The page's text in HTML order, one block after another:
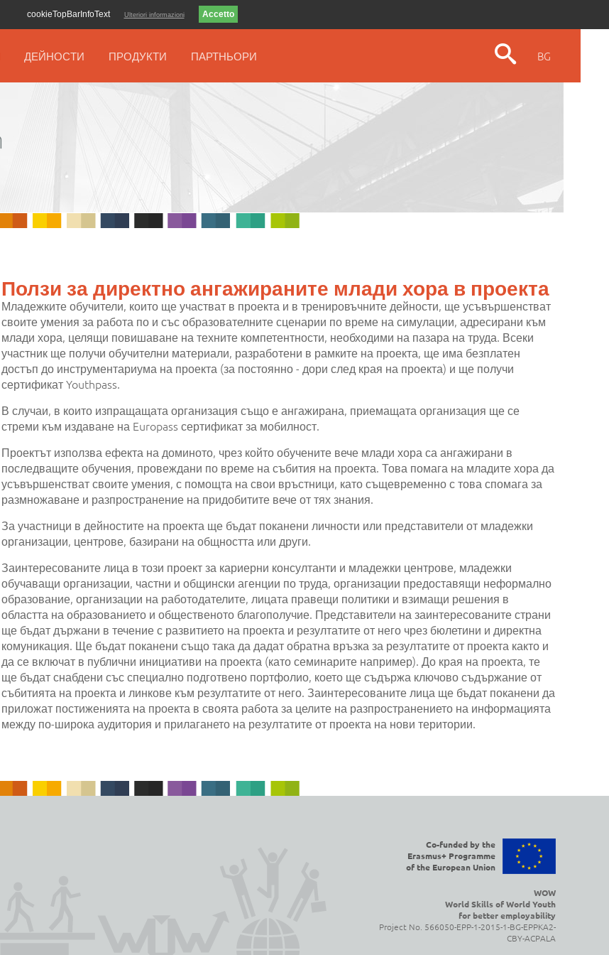
ДЕЙНОСТИ ПРОДУКТИ ПАРТНЬОРИ BG
Ползи за директно ангажираните млади хора в проекта
Младежките обучители, които ще участват в проекта и в тренировъчните дейности, ще усъвършенстват
своите умения за работа по и със образователните сценарии по време на симулации, адресирани към
млади хора, целящи повишаване на техните компетентности, необходими на пазара на труда. Всеки
участник ще получи обучителни материали, разработени в рамките на проекта, ще има безплатен
достъп до инструментариума на проекта (за постоянно - дори след края на проекта) и ще получи
сертификат Youthpass.
В случаи, в които изпращащата организация също е ангажирана, приемащата организация ще се
стреми към издаване на Europass сертификат за мобилност.
Проектът използва ефекта на доминото, чрез който обучените вече млади хора са ангажирани в
последващите обучения, провеждани по време на събития на проекта. Това помага на младите хора да
усъвършенстват своите умения, с помощта на свои връстници, като същевременно с това спомага за
размножаване и разпространение на придобитите вече от тях знания.
За участници в дейностите на проекта ще бъдат поканени личности или представители от младежки
организации, центрове, базирани на общността или други.
Заинтересованите лица в този проект за кариерни консултанти и младежки центрове, младежки
обучаващи организации, частни и общински агенции по труда, организации предоставящи неформално
образование, организации на работодателите, лицата правещи политики и взимащи решения в
областта на образованието и общественото благополучие. Представители на заинтересованите страни
ще бъдат държани в течение с развитието на проекта и резултатите от него чрез бюлетини и директна
комуникация. Ще бъдат поканени също така да дадат обратна връзка за резултатите от проекта както и
да се включат в публични инициативи на проекта (като семинарите например). До края на проекта, те
ще бъдат снабдени със специално подготвено портфолио, което ще съдържа ключово съдържание от
събитията на проекта и линкове към резултатите от него. Заинтересованите лица ще бъдат поканени да
приложат постиженията на проекта в своята работа за целите на разпространението на информацията
между по-широка аудитория и прилагането на резултатите от проекта на нови територии.
Co-funded by the
Erasmus+ Programme
of the European Union
WOW
World Skills of World Youth
for better employability
Project No. 566050-EPP-1-2015-1-BG-EPPKA2-
CBY-ACPALA
cookieTopBarInfoText Ulteriori informazioni